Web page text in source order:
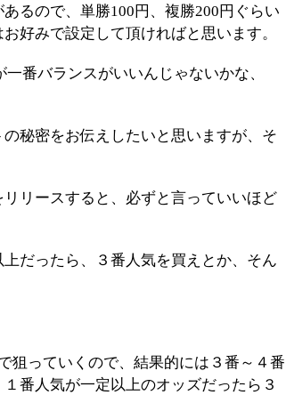
るので、単勝100円、複勝200円ぐらい
好みで設定して頂ければと思います。
番バランスがいいんじゃないかな、
秘密をお伝えしたいと思いますが、そ
リースすると、必ずと言っていいほど
だったら、３番人気を買えとか、そん
狙っていくので、結果的には３番～４番
番人気が一定以上のオッズだったら３